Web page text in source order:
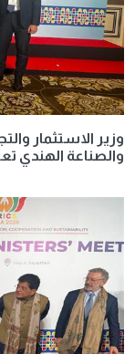
وزير الاستثمار
والصناعة الهندي